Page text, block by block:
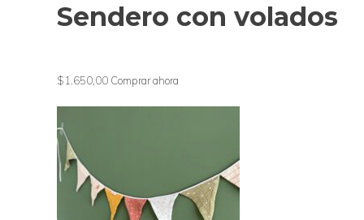
Sendero con volados
$1.650,00 Comprar ahora